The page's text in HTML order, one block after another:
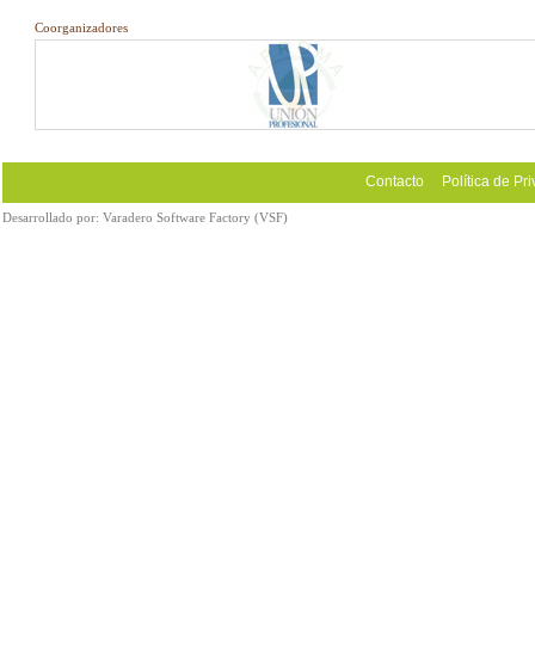
Coorganizadores
Contacto Política de
Desarrollado por: Varadero Software Factory (VSF)